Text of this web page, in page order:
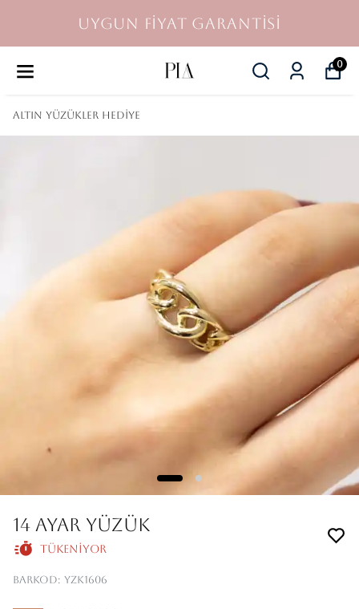
UYGUN FİYAT GARANTİSİ
0
Altın Yüzükler Hediye
14 Ayar Yüzük
Tükeniyor
Barkod: YZK1606